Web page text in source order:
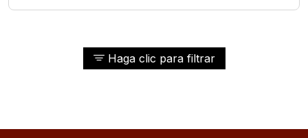
Haga clic para filtrar